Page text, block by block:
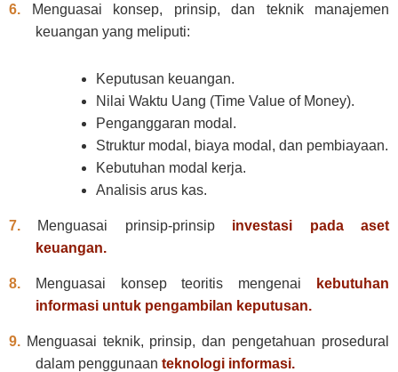
6. Menguasai konsep, prinsip, dan teknik manajemen
keuangan yang meliputi:
Keputusan keuangan.
Nilai Waktu Uang (Time Value of Money).
Penganggaran modal.
Struktur modal, biaya modal, dan pembiayaan.
Kebutuhan modal kerja.
Analisis arus kas.
7. Menguasai prinsip-prinsip investasi pada aset
keuangan.
8. Menguasai konsep teoritis mengenai
kebutuhan
informasi untuk pengambilan keputusan.
9. Menguasai teknik, prinsip, dan pengetahuan prosedural
dalam penggunaan teknologi informasi.